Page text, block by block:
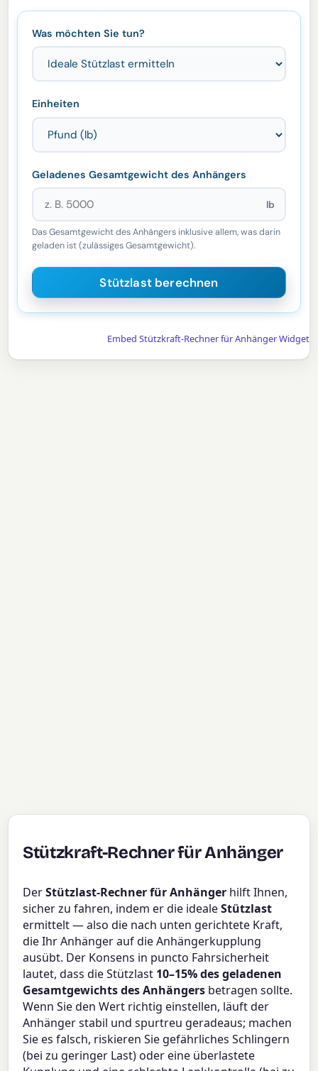
Was möchten Sie tun?
Einheiten
Geladenes Gesamtgewicht des Anhängers
lb
Das Gesamtgewicht des Anhängers inklusive allem, was darin
geladen ist (zulässiges Gesamtgewicht).
Embed Stützkraft-Rechner für Anhänger Widget
Stützkraft-Rechner für Anhänger
DerStützlast-Rechner für Anhänger hilft Ihnen,
sicher zu fahren, indem er die idealeStützlast
ermittelt — also die nach unten gerichtete Kraft,
die Ihr Anhänger auf die Anhängerkupplung
ausübt. Der Konsens in puncto Fahrsicherheit
lautet, dass die Stützlast 10–15% des geladenen
Gesamtgewichts des Anhängers betragen sollte.
Wenn Sie den Wert richtig einstellen, läuft der
Anhänger stabil und spurtreu geradeaus; machen
Sie es falsch, riskieren Sie gefährliches Schlingern
(bei zu geringer Last) oder eine überlastete